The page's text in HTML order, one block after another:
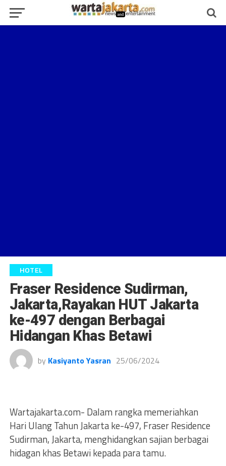
HOTEL
Fraser Residence Sudirman,
Jakarta,Rayakan HUT Jakarta
ke-497 dengan Berbagai
Hidangan Khas Betawi
by Kasiyanto Yasran 25/06/2024
Wartajakarta.com- Dalam rangka memeriahkan
Hari Ulang Tahun Jakarta ke-497, Fraser Residence
Sudirman, Jakarta, menghidangkan sajian berbagai
hidagan khas Betawi kepada para tamu.